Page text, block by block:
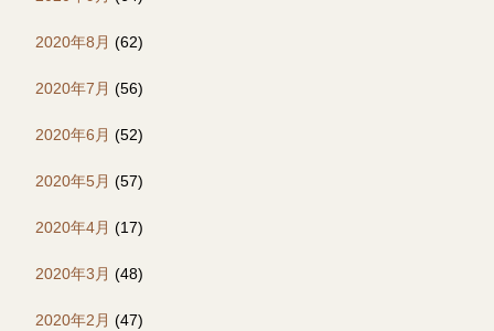
2020年8月 (62)
2020年7月 (56)
2020年6月 (52)
2020年5月 (57)
2020年4月 (17)
2020年3月 (48)
2020年2月 (47)